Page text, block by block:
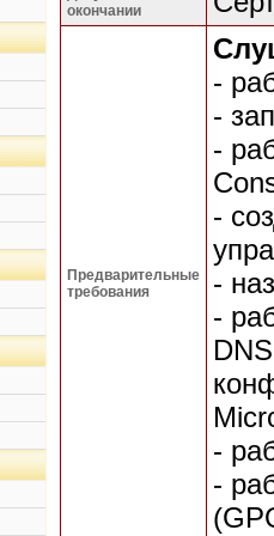
окончании
Предварительные
требования
-
-
-
-
-
-
-
-